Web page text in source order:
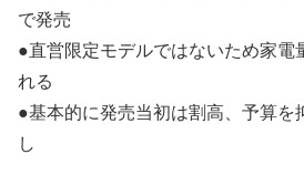
で発売
●直営限定モデルではないため家電
れる
●基本的に発売当初は割高、予算を
し